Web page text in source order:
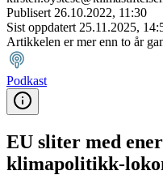
Publisert 26.10.2022, 11:30
Sist oppdatert 25.11.2025,
Artikkelen er mer enn to år
Podkast
EU sliter med
klimapolitikk-